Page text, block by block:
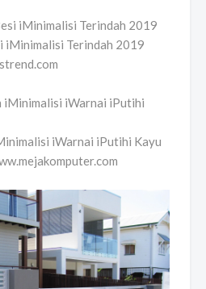
iMinimalisi Terindah 2019
iWarnai iPutihi Kayu